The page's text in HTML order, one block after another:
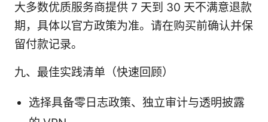
大多数优质服务商提供 7 天到 30 天不满意退款
期，具体以官方政策为准。请在购买前确认并保
留付款记录。
九、最佳实践清单（快速回顾）
选择具备零日志政策、独立审计与透明披露